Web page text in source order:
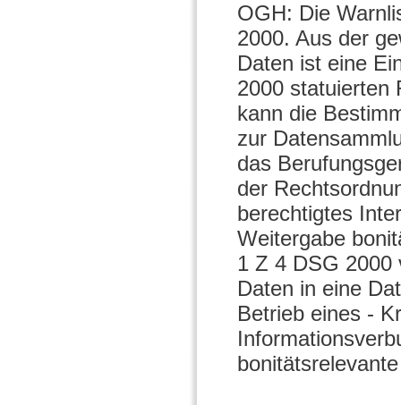
OGH: Die
2000. Aus der
Daten ist eine
2000 statuierten
kann die
zur
das
der
berechtigtes
Weitergabe
1 Z 4 DSG 2000
Daten in eine
Betrieb eines -